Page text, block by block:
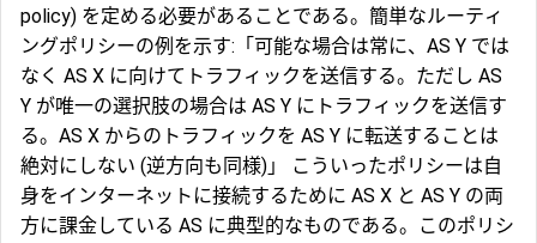
policy) を定める必要があることである。簡単なルーティ
ングポリシーの例を示す:「可能な場合は常に、AS Y では
なく AS X に向けてトラフィックを送信する。ただし AS
Y が唯一の選択肢の場合は AS Y にトラフィックを送信す
る。AS X からのトラフィックを AS Y に転送することは
絶対にしない (逆方向も同様)」 こういったポリシーは自
身をインターネットに接続するために AS X と AS Y の両
方に課金している AS に典型的なものである。このポリシ